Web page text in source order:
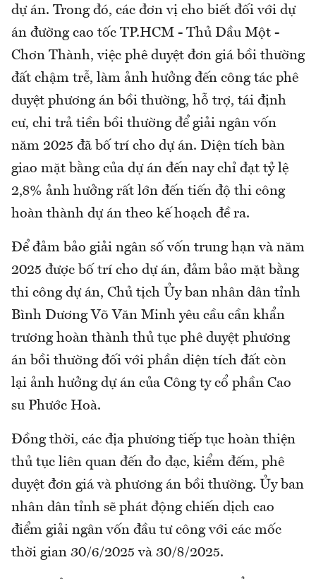
dự án. Trong đó, các đơn vị cho biết đối với dự
án đường cao tốc TP.HCM - Thủ Dầu Một -
Chơn Thành, việc phê duyệt đơn giá bồi thường
đất chậm trễ, làm ảnh hưởng đến công tác phê
duyệt phương án bồi thường, hỗ trợ, tái định
cư, chi trả tiền bồi thường để giải ngân vốn
năm 2025 đã bố trí cho dự án. Diện tích bàn
giao mặt bằng của dự án đến nay chỉ đạt tỷ lệ
2,8% ảnh hưởng rất lớn đến tiến độ thi công
hoàn thành dự án theo kế hoạch đề ra.
Để đảm bảo giải ngân số vốn trung hạn và năm
2025 được bố trí cho dự án, đảm bảo mặt bằng
thi công dự án, Chủ tịch Ủy ban nhân dân tỉnh
Bình Dương Võ Văn Minh yêu cầu cần khẩn
trương hoàn thành thủ tục phê duyệt phương
án bồi thường đối với phần diện tích đất còn
lại ảnh hưởng dự án của Công ty cổ phần Cao
su Phước Hoà.
Đồng thời, các địa phương tiếp tục hoàn thiện
thủ tục liên quan đến đo đạc, kiểm đếm, phê
duyệt đơn giá và phương án bồi thường. Ủy ban
nhân dân tỉnh sẽ phát động chiến dịch cao
điểm giải ngân vốn đầu tư công với các mốc
thời gian 30/6/2025 và 30/8/2025. ​